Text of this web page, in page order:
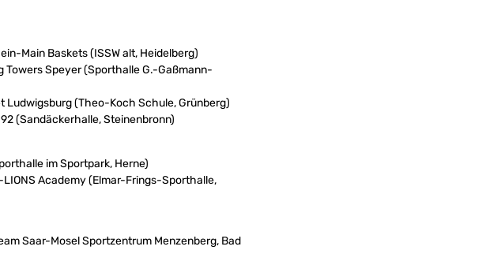
Main Baskets (ISSW alt, Heidelberg)
Towers Speyer (Sporthalle G.-Gaßmann-
Ludwigsburg (Theo-Koch Schule, Grünberg)
(Sandäckerhalle, Steinenbronn)
im Sportpark, Herne)
Academy (Elmar-Frings-Sporthalle,
Saar-Mosel Sportzentrum Menzenberg, Bad